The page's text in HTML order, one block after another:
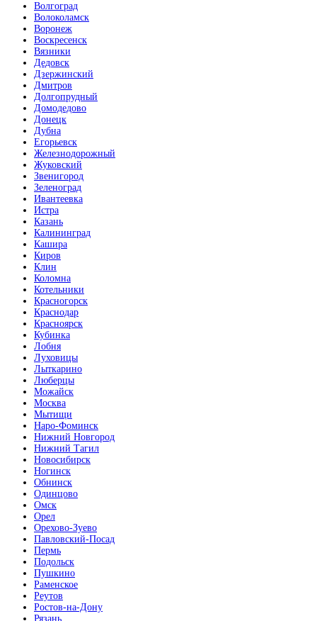
Волгоград
Волоколамск
Воронеж
Воскресенск
Вязники
Дедовск
Дзержинский
Дмитров
Долгопрудный
Домодедово
Донецк
Дубна
Егорьевск
Железнодорожный
Жуковский
Звенигород
Зеленоград
Ивантеевка
Истра
Казань
Калининград
Кашира
Киров
Клин
Коломна
Котельники
Красногорск
Краснодар
Красноярск
Кубинка
Лобня
Луховицы
Лыткарино
Люберцы
Можайск
Москва
Мытищи
Наро-Фоминск
Нижний Новгород
Нижний Тагил
Новосибирск
Ногинск
Обнинск
Одинцово
Омск
Орел
Орехово-Зуево
Павловский-Посад
Пермь
Подольск
Пушкино
Раменское
Реутов
Ростов-на-Дону
Рязань